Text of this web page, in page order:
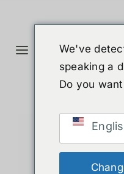
Toggle
Navigation
휴머노이드 로봇
We've
speaking a
Do you